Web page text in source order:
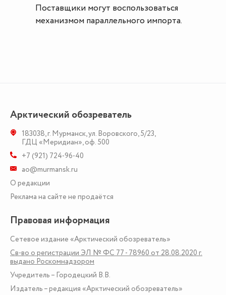
Поставщики могут воспользоваться
механизмом параллельного импорта.
Арктический обозреватель
183038,г. Мурманск,ул. Воровского, 5/23,
ГДЦ «Меридиан», оф. 500
+7 (921) 724-96-40
ao@murmansk.ru
О редакции
Реклама на сайте не продаётся
Правовая информация
Сетевое издание «Арктический обозреватель»
Св-во о регистрации ЭЛ № ФС 77 - 78960 от 28.08.2020 г.
выдано Роскомнадзором
Учредитель – Городецкий В.В.
Издатель – редакция «Арктический обозреватель»